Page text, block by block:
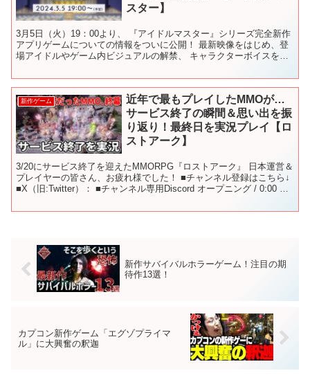
スター】
3月5日（火）19：00より、 『アイドルマスター』シリーズ完全新作
アプリゲームについての情報をついに公開！ 最新映像をはじめ、登
場アイドルやゲーム内ビジュアルの解禁、 キャラクターボイスを担
新作ゲーム
近年で最もプレイしたMMOが…
サービス終了の瞬間＆思い出を振
り返り！最終日を実況プレイ【ロ
ストアーク】
3/20にサービス終了を迎えたMMORPG『ロストアーク』 日本運営＆
プレイヤーの皆さん、お疲れ様でした！ ■チャンネル登録はこちら↓
■X（旧:Twitter）： ■チャンネル専用Discord オープニング / 0:00 実
新作サバイバルホラーゲーム！注目の期
待作13選！
カプコン新作ゲーム「エグゾプライマ
ル」に大興奮の釈迦